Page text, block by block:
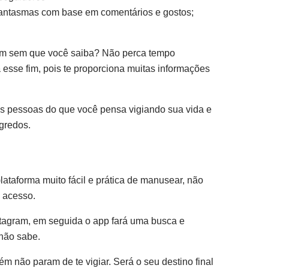
com base em comentários e gostos;
sem que você saiba? Não perca tempo
fim, pois te proporciona muitas informações
pessoas do que você pensa vigiando sua vida e
muito fácil e prática de manusear, não
em seguida o app fará uma busca e
sabe.
não param de te vigiar. Será o seu destino final